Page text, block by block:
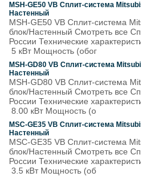
MSH-GЕ50 VB Сплит-система
Настенный
MSH-GЕ50 VB Сплит-система
блок/Настенный Смотреть все
России Технические
5 кВт Мощность (обог
MSH-GD80 VB Сплит-система
Настенный
MSH-GD80 VB Сплит-система
блок/Настенный Смотреть все
России Технические
8.00 кВт Мощность (о
MSC-GЕ35 VB Сплит-система
Настенный
MSC-GЕ35 VB Сплит-система
блок/Настенный Смотреть все
России Технические
3.5 кВт Мощность (об